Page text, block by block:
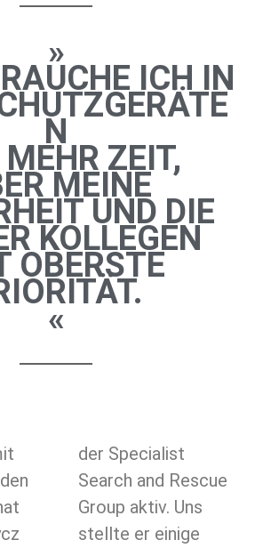
»
ICH IN
N
ZEIT,
MEINE
UND DIE
KOLLEGEN
OBERSTE
«